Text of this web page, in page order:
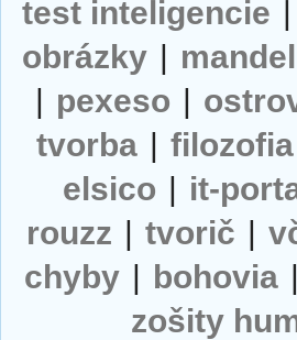
test inteligencie |
obrázky |
| pexeso |
tvorba | filozofia
elsico | it-
rouzz | tvorič |
chyby | bohovia |
zošity